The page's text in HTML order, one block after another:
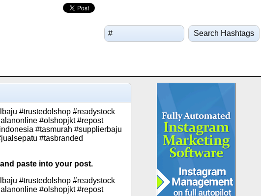
Search Hashtags
#trustedolshop #readystock
#olshopjkt #repost
#tasmurah #supplierbaju
#tasbranded
paste into your post.
#trustedolshop #readystock
#olshopjkt #repost